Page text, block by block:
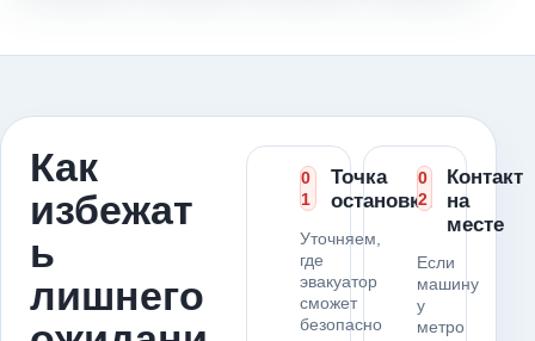
Как
избежат
ь
лишнего
0
1
Точка
остановки
Уточняем,
где
эвакуатор
сможет
безопасно
0
2
Контакт
на
месте
Если
машину
у
метро